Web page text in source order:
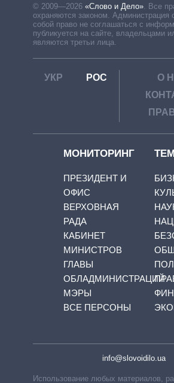
© 2009—2026 «Слово и Дело» Все
охраняются законом. Администрация
собой право не соглашаться с
публикуется на сайте, владельцами
являются третьи лица.
УКР РОС
О
МОНИТОРИНГ
ПРЕЗИДЕНТ И
ОФИС
ВЕРХОВНАЯ
РАДА
КАБИНЕТ
МИНИСТРОВ
ГЛАВЫ
ОБЛАДМИНИСТРАЦИЙ
МЭРЫ
ВСЕ ПЕРСОНЫ
info@slovoidilo.ua
Использование любых материалов,